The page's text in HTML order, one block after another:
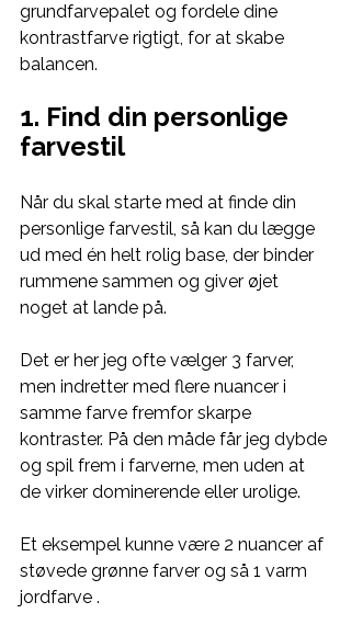
grundfarvepalet og fordele dine
kontrastfarve rigtigt, for at skabe
balancen.
1. Find din personlige
farvestil
Når du skal starte med at finde din
personlige farvestil, så kan du lægge
ud med én helt rolig base, der binder
rummene sammen og giver øjet
noget at lande på.
Det er her jeg ofte vælger 3 farver,
men indretter med flere nuancer i
samme farve fremfor skarpe
kontraster. På den måde får jeg dybde
og spil frem i farverne, men uden at
de virker dominerende eller urolige.
Et eksempel kunne være 2 nuancer af
støvede grønne farver og så 1 varm
jordfarve .